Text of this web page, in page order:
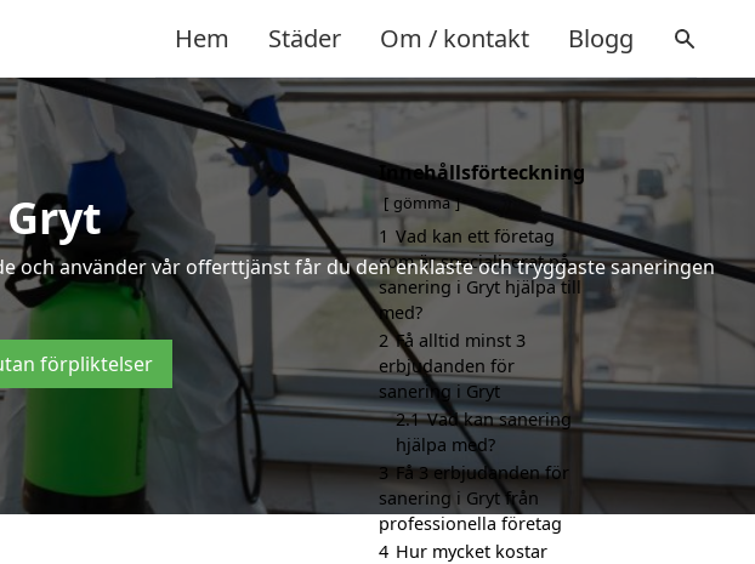
Hem Städer Om / kontakt Blogg
och använder vår offerttjänst får du den enklaste och tryggaste saneringen
förpliktelser
Innehållsförteckning
gömma
1 Vad kan ett företag
som är specialiserat på
sanering i Gryt hjälpa till
med?
2 Få alltid minst 3
erbjudanden för
sanering i Gryt
2.1 Vad kan sanering
hjälpa med?
3 Få 3 erbjudanden för
sanering i Gryt från
professionella företag
4 Hur mycket kostar